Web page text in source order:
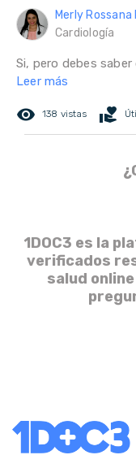
Merly Rossana
Cardiología
Si, pero debes
Leer más
remove_red_eye 138 vistas volunteer_activism
1DOC3 es la
verificados
salud